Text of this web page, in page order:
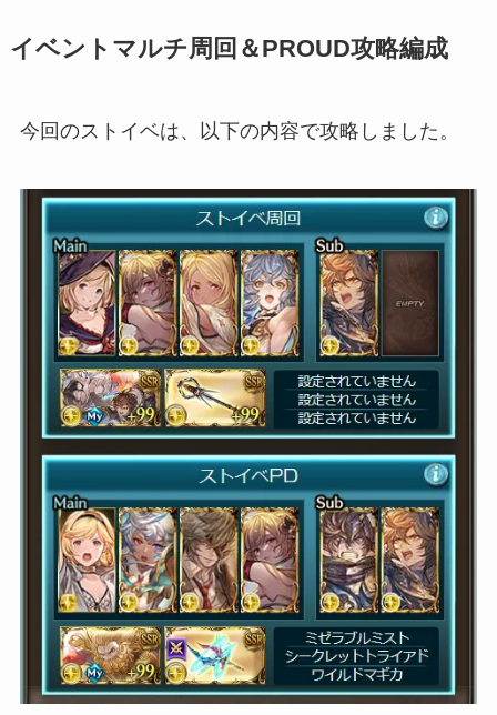
イベントマルチ周回＆PROUD攻略編成
今回のストイベは、以下の内容で攻略しました。